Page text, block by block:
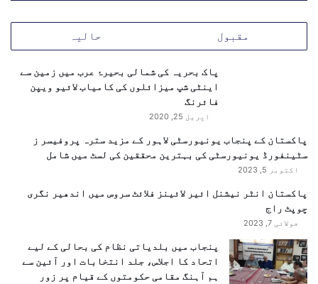
مقبول حالیہ
پاک بحریہ کی شمالی بحیرۂ عرب میں زمین سے
اینٹی شپ میزائلوں کی کامیاب لائیو ویپن
فائرنگ
اپریل 25, 2020
پاکستان کے پنجاب یونیورسٹی لاہور کے مزید سترہ پروفیسر ز
سٹینفورڈ یونیورسٹی کی بہترین محققین کی لسٹ میں شامل
اکتوبر 5, 2023
پاکستان انٹر نیشنل ائیر لائینز فلائٹ سروس میں اندھیر نگری
چوپٹ راج
جولائی 7, 2023
پنجاب میں بلدیاتی نظام کی بحالی کے لیے
اتحاد کا اجلاس، جلد انتخابات اور آئین سے
ہم آہنگ مقامی حکومتوں کے قیام پر زور